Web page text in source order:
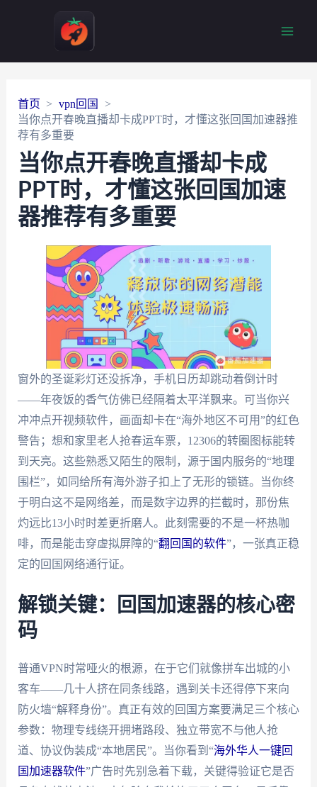
首页
vpn回国
当你点开春晚直播却卡成PPT时，才懂这张回国加速器推
荐有多重要
当你点开春晚直播却卡成
PPT时，才懂这张回国加速
器推荐有多重要
窗外的圣诞彩灯还没拆净，手机日历却跳动着倒计时
——年夜饭的香气仿佛已经隔着太平洋飘来。可当你兴
冲冲点开视频软件，画面却卡在“海外地区不可用”的红色
警告；想和家里老人抢春运车票，12306的转圈图标能转
到天亮。这些熟悉又陌生的限制，源于国内服务的“地理
围栏”，如同给所有海外游子扣上了无形的锁链。当你终
于明白这不是网络差，而是数字边界的拦截时，那份焦
灼远比13小时时差更折磨人。此刻需要的不是一杯热咖
啡，而是能击穿虚拟屏障的“翻回国的软件”，一张真正稳
定的回国网络通行证。
解锁关键：回国加速器的核心密
码
普通VPN时常哑火的根源，在于它们就像拼车出城的小
客车——几十人挤在同条线路，遇到关卡还得停下来向
防火墙“解释身份”。真正有效的回国方案要满足三个核心
参数：物理专线绕开拥堵路段、独立带宽不与他人抢
道、协议伪装成“本地居民”。当你看到“海外华人一键回
国加速器软件”广告时先别急着下载，关键得验证它是否